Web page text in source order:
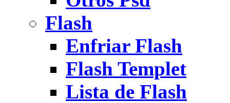
Flash
Enfriar Flash
Flash Templet
Lista de Flash